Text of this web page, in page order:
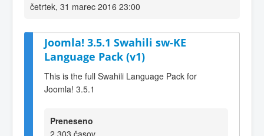
četrtek, 31 marec 2016 23:00
Joomla! 3.5.1 Swahili sw-KE
Language Pack (v1)
This is the full Swahili Language Pack for
Joomla! 3.5.1
Preneseno
2,303 časov